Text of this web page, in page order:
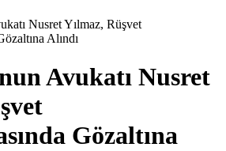
Nusret Yılmaz, Rüşvet
Alındı
Avukatı Nusret
Gözaltına